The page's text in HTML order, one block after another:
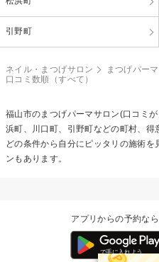
引野町
ネイル・まつげサロン まつげパーマ
口コミ数順（すべて）
福山市のまつげパーマサロン(口コミ
浜町、川口町、引野町などの町村、
どの条件から自分にピッタリの施術
ンもあります。
アプリからの予約な